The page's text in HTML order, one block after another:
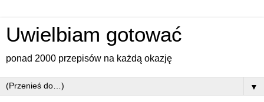
Uwielbiam gotować
ponad 2000 przepisów na każdą okazję
▼